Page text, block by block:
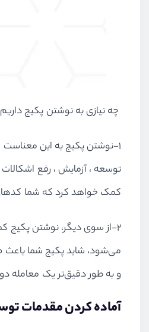
چه نیازی به نوشتن پکیج
1-نوشتن پکیج به این
توسعه ، آزمایش ، رفع
کمک خواهد کرد که شما
2-از سوی دیگر، نوشتن پکیج
می‌شود، شاید پکیج شما باعث
و به طور دقیق‌تر یک معامله
آماده کردن مقدمات